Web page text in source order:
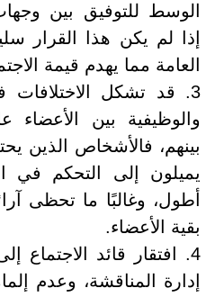
الوسط للتوفيق بين
إذا لم يكن هذا القرار
العامة مما يهدم قيمة
3. قد تشكل الاختلافات
والوظيفية بين الأعضاء
بينهم، فالأشخاص الذين
يميلون إلى التحكم في
أطول، وغالبًا ما تحظى
بقية الأعضاء.
4. افتقار قائد الاجتماع
إدارة المناقشة، وعدم